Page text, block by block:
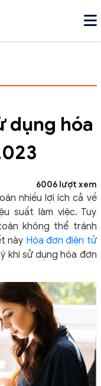
dụng hóa
6006 lượt xem
nhiều lợi ích cả về
suất làm việc. Tuy
không thể tránh
này Hóa đơn điện tử
khi sử dụng hóa đơn